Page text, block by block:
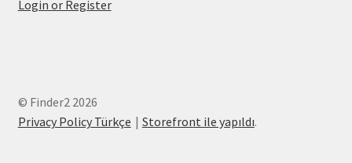
Login or Register
© Finder2 2026
Privacy Policy Türkçe
Storefront ile yapıldı.